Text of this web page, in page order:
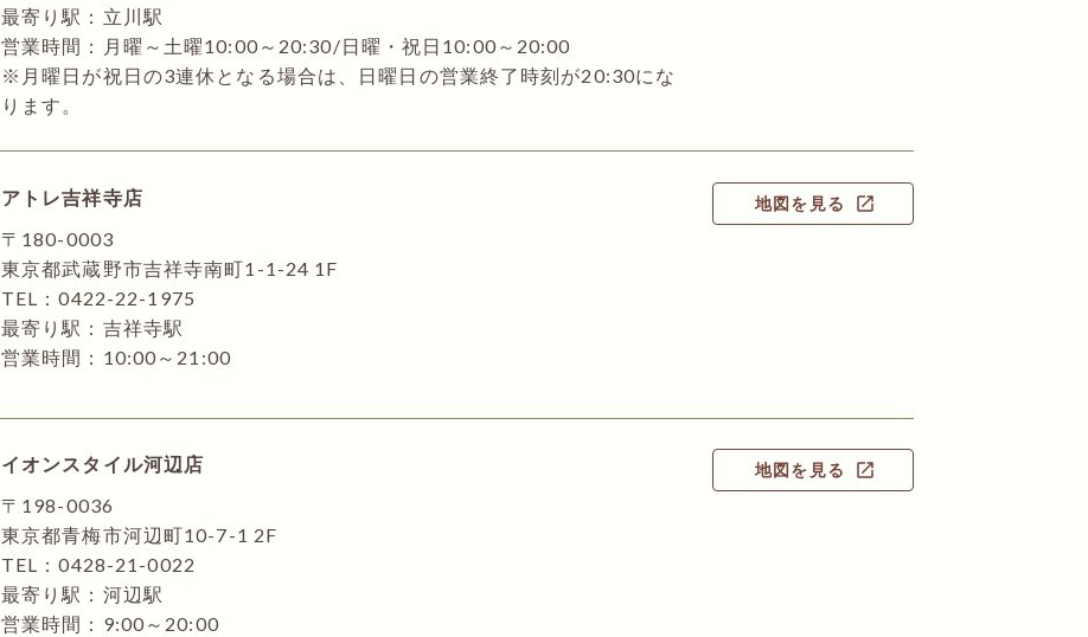
最寄り駅：立川駅
営業時間：月曜～土曜10:00～20:30/日曜・祝日10:00～20:00
※月曜日が祝日の3連休となる場合は、日曜日の営業終了時刻が20:30にな
ります。
アトレ吉祥寺店
〒180-0003
東京都武蔵野市吉祥寺南町1-1-24 1F
TEL：0422-22-1975
最寄り駅：吉祥寺駅
営業時間：10:00～21:00
地図を見る open_in_new
イオンスタイル河辺店
〒198-0036
東京都青梅市河辺町10-7-1 2F
TEL：0428-21-0022
最寄り駅：河辺駅
営業時間：9:00～20:00
地図を見る open_in_new